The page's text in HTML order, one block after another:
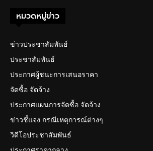
หมวดหมู่ข่าว
ข่าวประชาสัมพันธ์
ประชาสัมพันธ์
ประกาศผู้ชนะการเสนอราคา
จัดซื้อ จัดจ้าง
ประกาศแผนการจัดซื้อ จัดจ้าง
ข่าวชี้แจง กรณีเหตุการณ์ต่างๆ
วิดีโอประชาสัมพันธ์